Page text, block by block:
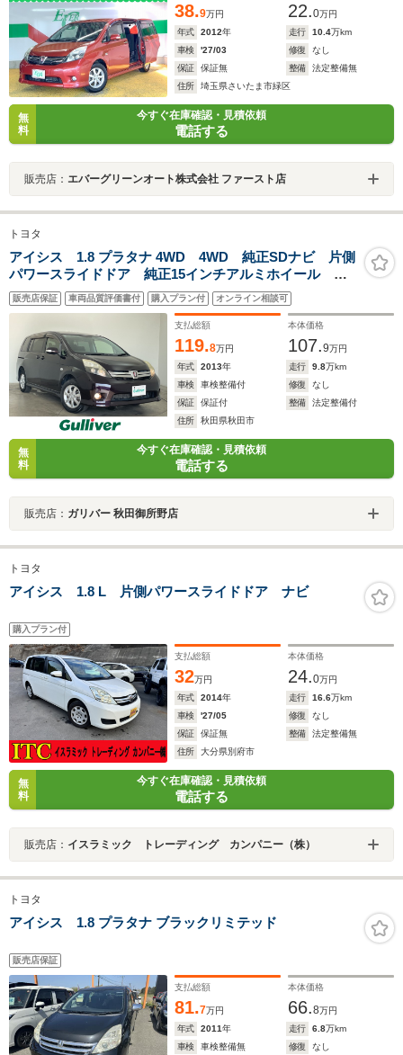
38.9万円 22.0万円
年式
2012年 走行 10.4万km
車検
'27/03 修復
なし
保証
保証無 整備
法定整備無
住所
埼玉県さいたま市緑区
無
料
今すぐ在庫確認・見積依頼
電話する
販売店： エバーグリーンオート株式会社 ファースト店
トヨタ
アイシス 1.8 プラタナ 4WD 4WD 純正SDナビ 片側
パワースライドドア 純正15インチアルミホイール ド
アバイザー 電動格納ミラー 全席オートパワーウィン
ドウ スマートキー ETC
販売店保証 車両品質評価書付 購入プラン付 オンライン相談可
支払総額
119.8万円
本体価格
107.9万円
年式
2013年 走行 9.8万km
車検
車検整備付 修復
なし
保証
保証付 整備
法定整備付
住所
秋田県秋田市
無
料
今すぐ在庫確認・見積依頼
電話する
販売店： ガリバー 秋田御所野店
トヨタ
アイシス 1.8 L 片側パワースライドドア ナビ
購入プラン付
支払総額
32万円
本体価格
24.0万円
年式
2014年 走行 16.6万km
車検
'27/05 修復
なし
保証
保証無 整備
法定整備無
住所
大分県別府市
無
料
今すぐ在庫確認・見積依頼
電話する
販売店： イスラミック トレーディング カンパニー（株）
トヨタ
アイシス 1.8 プラタナ ブラックリミテッド
販売店保証
支払総額
81.7万円
本体価格
66.8万円
年式
2011年 走行 6.8万km
車検
車検整備無 修復 なし